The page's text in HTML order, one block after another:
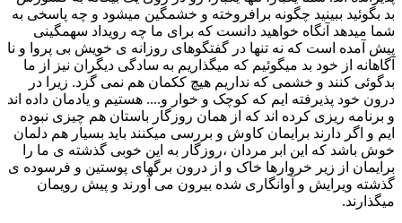
بد بگوئید ببینید چگونه برافروخته و خشمگین میشود و چه پاسخی به
شما میدهد آنگاه خواهید دانست که برای ما چه رویداد سهمگینی
پیش آمده است که نه تنها در گفتگوهای روزانه ی خویش بی پروا و نا
آگاهانه از خود بد میگوئیم که میگذاریم به سادگی دیگران نیز از ما
بدگوئی کنند و خشمی که نداریم هیچ ککمان هم نمی گزد. زیرا در
درون خود پذیرفته ایم که کوچک و خوار و.... هستیم و یادمان داده اند
و برنامه ریزی کرده اند که از همان روزگار باستان هم چیزی نبوده
ایم و اگر دارند برایمان کاوش و بررسی میکنند باید بسیار هم دلمان
خوش باشد که این ابر مردان ،روزگار به این خوبی گذشته ی ما را
برایمان از زیر خروارها خاک و از درون برگهای پوستین و فرسوده ی
گذشته ویرایش و آوانگاری شده بیرون می آورند و پیش رویمان
میگذارند.